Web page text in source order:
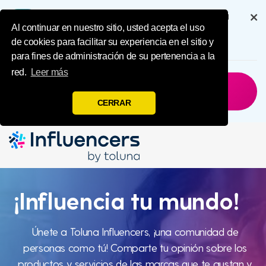
Al continuar en nuestro sitio, usted acepta el uso
de cookies para facilitar su experiencia en el sitio y
para fines de administración de su pertenencia a la
red.
Leer más
CERRAR
IMPL Home
Disfruta de una experiencia completa
a través de nuestra aplicación
6.5MDescargas
Influencia
tu mundo
¡Influencia tu mundo!
Únete a Toluna Influencers, ¡una comunidad de
personas como tú! Comparte tu opinión sobre los
productos y servicios de las marcas que te gustan y